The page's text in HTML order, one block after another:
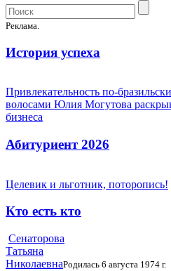
Реклама.
История успеха
Привлекательность по-
волосами Юлия Могутова
бизнеса
Абитуриент 2026
Целевик и льготник, поторопись!
Кто есть кто
Сенаторова
Татьяна
НиколаевнаРодилась 6 августа 1974 г.